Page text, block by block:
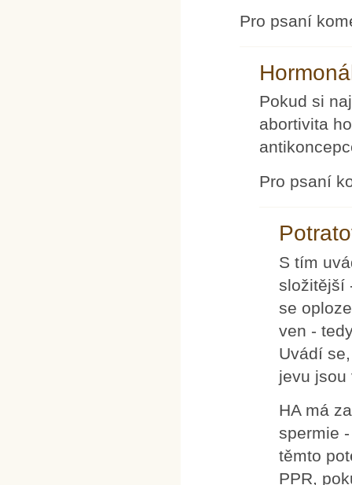
Pro psaní
Pokud si
abortivita
Pro psaní
S tím
složitější
se
ven -
Uvádí
jevu jsou
HA má
spermie
těmto
PPR,